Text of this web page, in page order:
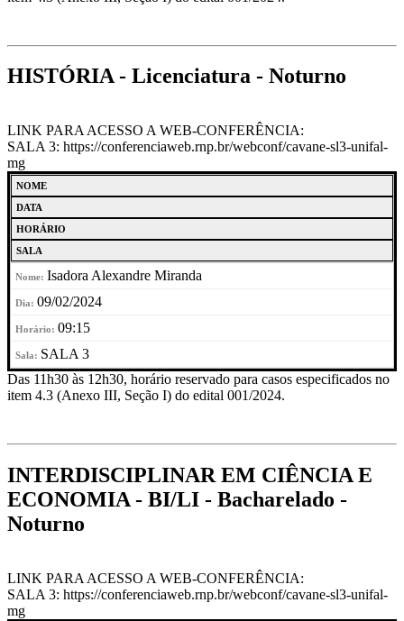
HISTÓRIA - Licenciatura - Noturno
LINK PARA ACESSO A WEB-CONFERÊNCIA:
SALA 3: https://conferenciaweb.rnp.br/webconf/cavane-sl3-unifal-
mg
NOME
DATA
HORÁRIO
SALA
Isadora Alexandre Miranda
09/02/2024
09:15
SALA 3
Das 11h30 às 12h30, horário reservado para casos especificados no
item 4.3 (Anexo III, Seção I) do edital 001/2024.
INTERDISCIPLINAR EM CIÊNCIA E
ECONOMIA - BI/LI - Bacharelado -
Noturno
LINK PARA ACESSO A WEB-CONFERÊNCIA:
SALA 3: https://conferenciaweb.rnp.br/webconf/cavane-sl3-unifal-
mg